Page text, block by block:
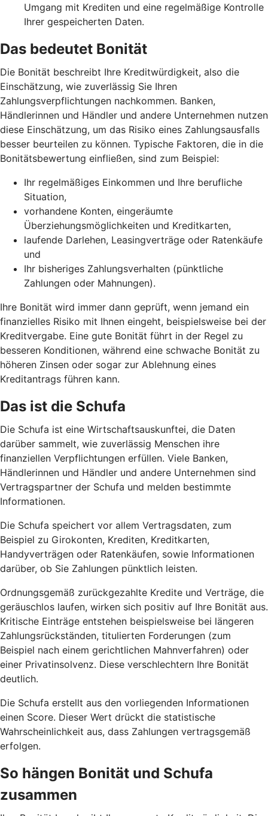
Umgang mit Krediten und eine regelmäßige Kontrolle
Ihrer gespeicherten Daten.
Das bedeutet Bonität
Die Bonität beschreibt Ihre Kreditwürdigkeit, also die
Einschätzung, wie zuverlässig Sie Ihren
Zahlungsverpflichtungen nachkommen. Banken,
Händlerinnen und Händler und andere Unternehmen nutzen
diese Einschätzung, um das Risiko eines Zahlungsausfalls
besser beurteilen zu können. Typische Faktoren, die in die
Bonitätsbewertung einfließen, sind zum Beispiel:
Ihr regelmäßiges Einkommen und Ihre berufliche
Situation,
vorhandene Konten, eingeräumte
Überziehungsmöglichkeiten und Kreditkarten,
laufende Darlehen, Leasingverträge oder Ratenkäufe
und
Ihr bisheriges Zahlungsverhalten (pünktliche
Zahlungen oder Mahnungen).
Ihre Bonität wird immer dann geprüft, wenn jemand ein
finanzielles Risiko mit Ihnen eingeht, beispielsweise bei der
Kreditvergabe. Eine gute Bonität führt in der Regel zu
besseren Konditionen, während eine schwache Bonität zu
höheren Zinsen oder sogar zur Ablehnung eines
Kreditantrags führen kann.
Das ist die Schufa
Die Schufa ist eine Wirtschaftsauskunftei, die Daten
darüber sammelt, wie zuverlässig Menschen ihre
finanziellen Verpflichtungen erfüllen. Viele Banken,
Händlerinnen und Händler und andere Unternehmen sind
Vertragspartner der Schufa und melden bestimmte
Informationen.
Die Schufa speichert vor allem Vertragsdaten, zum
Beispiel zu Girokonten, Krediten, Kreditkarten,
Handyverträgen oder Ratenkäufen, sowie Informationen
darüber, ob Sie Zahlungen pünktlich leisten.
Ordnungsgemäß zurückgezahlte Kredite und Verträge, die
geräuschlos laufen, wirken sich positiv auf Ihre Bonität aus.
Kritische Einträge entstehen beispielsweise bei längeren
Zahlungsrückständen, titulierten Forderungen (zum
Beispiel nach einem gerichtlichen Mahnverfahren) oder
einer Privatinsolvenz. Diese verschlechtern Ihre Bonität
deutlich.
Die Schufa erstellt aus den vorliegenden Informationen
einen Score. Dieser Wert drückt die statistische
Wahrscheinlichkeit aus, dass Zahlungen vertragsgemäß
erfolgen.
So hängen Bonität und Schufa
zusammen